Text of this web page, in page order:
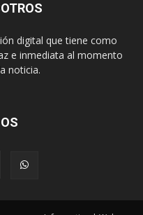
digital que tiene como
e inmediata al momento
noticia.